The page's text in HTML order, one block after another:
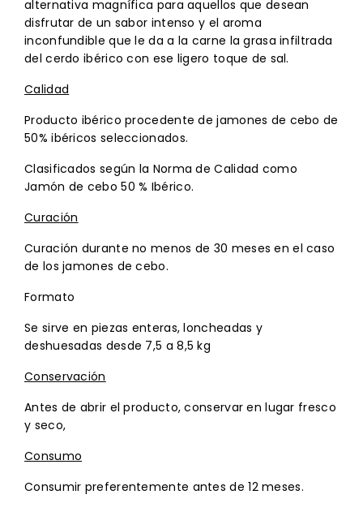
alternativa magnífica para aquellos que desean
disfrutar de un sabor intenso y el aroma
inconfundible que le da a la carne la grasa infiltrada
del cerdo ibérico con ese ligero toque de sal.
Calidad
Producto ibérico procedente de jamones de cebo de
50% ibéricos seleccionados.
Clasificados según la Norma de Calidad como
Jamón de cebo 50 % Ibérico.
Curación
Curación durante no menos de 30 meses en el caso
de los jamones de cebo.
Formato
Se sirve en piezas enteras, loncheadas y
deshuesadas desde 7,5 a 8,5 kg
Conservación
Antes de abrir el producto, conservar en lugar fresco
y seco,
Consumo
Consumir preferentemente antes de 12 meses.